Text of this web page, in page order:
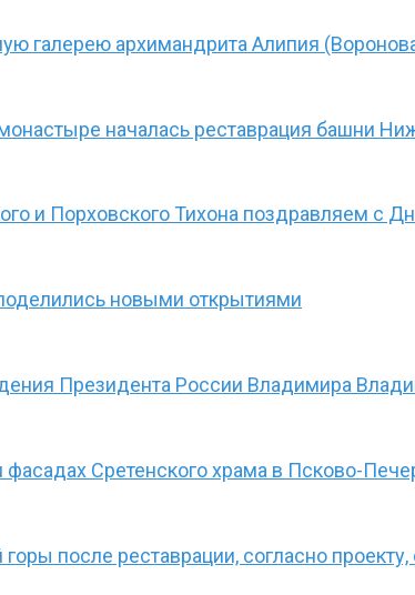
галерею архимандрита Алипия
началась реставрация башни
и Порховского Тихона поздравляем с
новыми открытиями
Президента России Владимира
Сретенского храма в Псково-
после реставрации, согласно